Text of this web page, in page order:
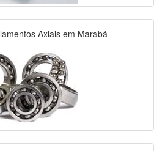
Axiais em Marabá